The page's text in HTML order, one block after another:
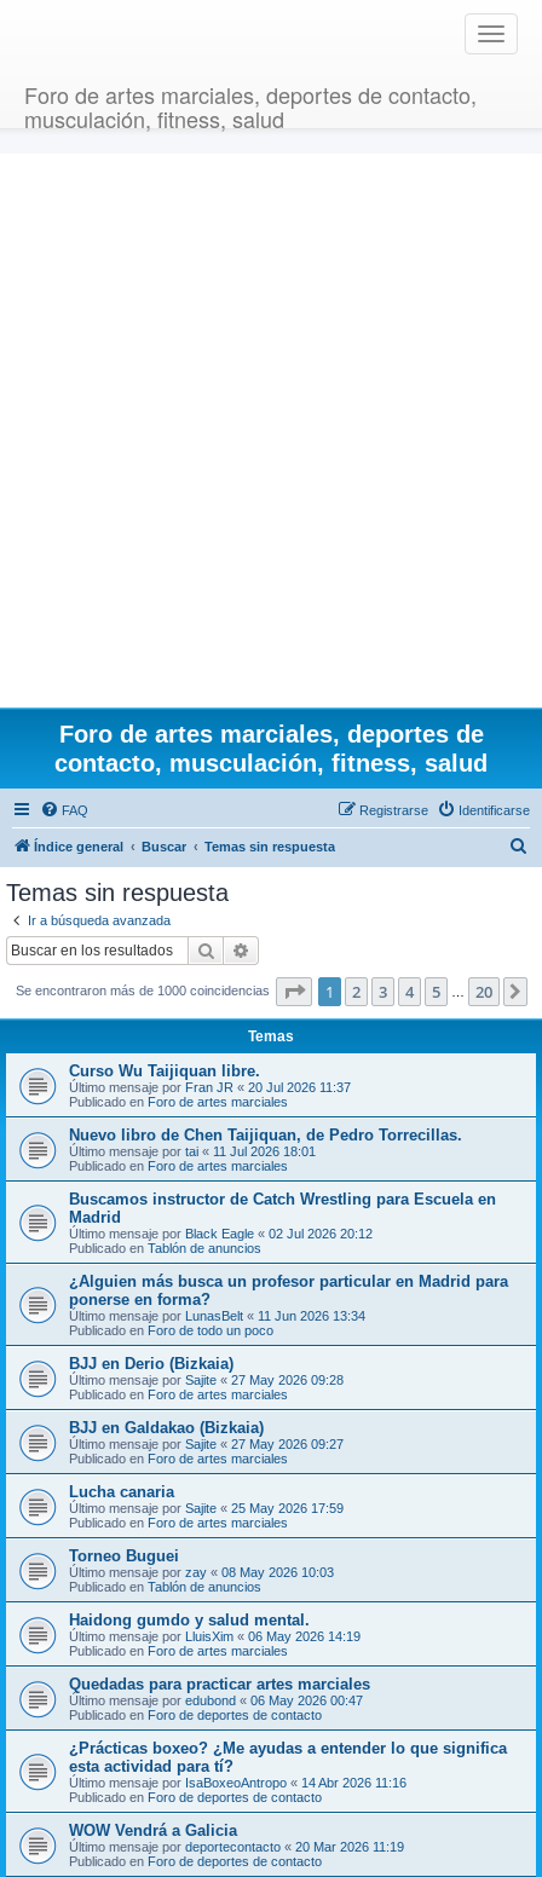
T
o
Foro de artes marciales, deportes de contacto,
musculación, fitness, salud
Foro de artes marciales, deportes de
contacto, musculación, fitness, salud
FAQ Identificarse
Registrarse
Índice general Buscar Temas sin respuesta
Temas sin respuesta
Ir a búsqueda avanzada
Buscar
Se encontraron más de 1000 coincidencias Página de 20
1 2 3 4 5 20
Temas
Curso Wu Taijiquan libre.
Último mensaje por Fran JR « 20 Jul 2026 11:37
Publicado en Foro de artes marciales
Nuevo libro de Chen Taijiquan, de Pedro Torrecillas.
Último mensaje por tai « 11 Jul 2026 18:01
Publicado en Foro de artes marciales
Buscamos instructor de Catch Wrestling para Escuela en
Madrid
Último mensaje por Black Eagle « 02 Jul 2026 20:12
Publicado en Tablón de anuncios
¿Alguien más busca un profesor particular en Madrid para
ponerse en forma?
Último mensaje por LunasBelt « 11 Jun 2026 13:34
Publicado en Foro de todo un poco
BJJ en Derio (Bizkaia)
Último mensaje por Sajite « 27 May 2026 09:28
Publicado en Foro de artes marciales
BJJ en Galdakao (Bizkaia)
Último mensaje por Sajite « 27 May 2026 09:27
Publicado en Foro de artes marciales
Lucha canaria
Último mensaje por Sajite « 25 May 2026 17:59
Publicado en Foro de artes marciales
Torneo Buguei
Último mensaje por zay « 08 May 2026 10:03
Publicado en Tablón de anuncios
Haidong gumdo y salud mental.
Último mensaje por LluisXim « 06 May 2026 14:19
Publicado en Foro de artes marciales
Quedadas para practicar artes marciales
Último mensaje por edubond « 06 May 2026 00:47
Publicado en Foro de deportes de contacto
¿Prácticas boxeo? ¿Me ayudas a entender lo que significa
esta actividad para tí?
Último mensaje por IsaBoxeoAntropo « 14 Abr 2026 11:16
Publicado en Foro de deportes de contacto
WOW Vendrá a Galicia
Último mensaje por deportecontacto « 20 Mar 2026 11:19
Publicado en Foro de deportes de contacto